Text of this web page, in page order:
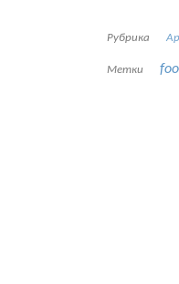
Рубрика
Метки